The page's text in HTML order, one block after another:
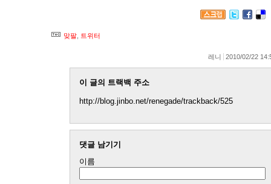
맞팔 트위터
레니 2010/02/22
이 글의 트랙백 주소
http://blog.jinbo.net/renegade/trackback/525
댓글 남기기
이름